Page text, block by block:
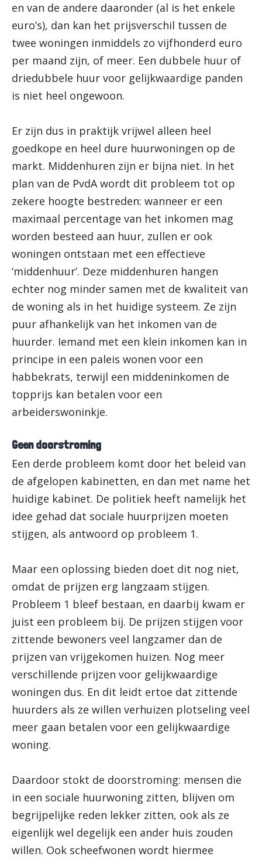
en van de andere daaronder (al is het enkele
euro’s), dan kan het prijsverschil tussen de
twee woningen inmiddels zo vijfhonderd euro
per maand zijn, of meer. Een dubbele huur of
driedubbele huur voor gelijkwaardige panden
is niet heel ongewoon.
Er zijn dus in praktijk vrijwel alleen heel
goedkope en heel dure huurwoningen op de
markt. Middenhuren zijn er bijna niet. In het
plan van de PvdA wordt dit probleem tot op
zekere hoogte bestreden: wanneer er een
maximaal percentage van het inkomen mag
worden besteed aan huur, zullen er ook
woningen ontstaan met een effectieve
‘middenhuur’. Deze middenhuren hangen
echter nog minder samen met de kwaliteit van
de woning als in het huidige systeem. Ze zijn
puur afhankelijk van het inkomen van de
huurder. Iemand met een klein inkomen kan in
principe in een paleis wonen voor een
habbekrats, terwijl een middeninkomen de
topprijs kan betalen voor een
arbeiderswoninkje.
Geen doorstroming
Een derde probleem komt door het beleid van
de afgelopen kabinetten, en dan met name het
huidige kabinet. De politiek heeft namelijk het
idee gehad dat sociale huurprijzen moeten
stijgen, als antwoord op probleem 1.
Maar een oplossing bieden doet dit nog niet,
omdat de prijzen erg langzaam stijgen.
Probleem 1 bleef bestaan, en daarbij kwam er
juist een probleem bij. De prijzen stijgen voor
zittende bewoners veel langzamer dan de
prijzen van vrijgekomen huizen. Nog meer
verschillende prijzen voor gelijkwaardige
woningen dus. En dit leidt ertoe dat zittende
huurders als ze willen verhuizen plotseling veel
meer gaan betalen voor een gelijkwaardige
woning.
Daardoor stokt de doorstroming: mensen die
in een sociale huurwoning zitten, blijven om
begrijpelijke reden lekker zitten, ook als ze
eigenlijk wel degelijk een ander huis zouden
willen. Ook scheefwonen wordt hiermee